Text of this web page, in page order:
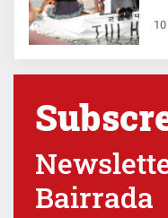
Bairrada